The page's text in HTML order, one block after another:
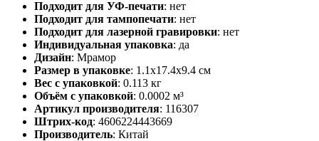
Подходит для УФ-печати: нет
Подходит для тампопечати: нет
Подходит для лазерной гравировки: нет
Индивидуальная упаковка: да
Дизайн: Мрамор
Размер в упаковке: 1.1x17.4x9.4 см
Вес с упаковкой: 0.113 кг
Объём с упаковкой: 0.0002 м³
Артикул производителя: 116307
Штрих-код: 4606224443669
Производитель: Китай